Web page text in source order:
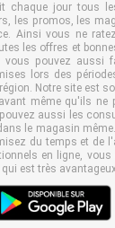
chaque jour tous
les promos, les
Ainsi vous ne
les offres et
pouvez aussi
lors des
Notre site est
même qu'ils ne
aussi les
le magasin
du temps et de
en ligne,
est très